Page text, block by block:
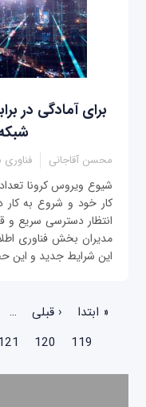
برای آمادگی در
محسن آقاجانی
شیوع ویروس کرونا تعداد
کار خود و شروع به کار
انتظار دسترسی سریع و
مدیران بخش فناوری
این شرایط جدید و این
صفحه‌ها
« ابتدا ‹ قبلی …
119
120